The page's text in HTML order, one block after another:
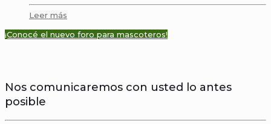
Leer más
¡Conocé el nuevo foro para mascoteros!
Nos comunicaremos con usted lo antes
posible